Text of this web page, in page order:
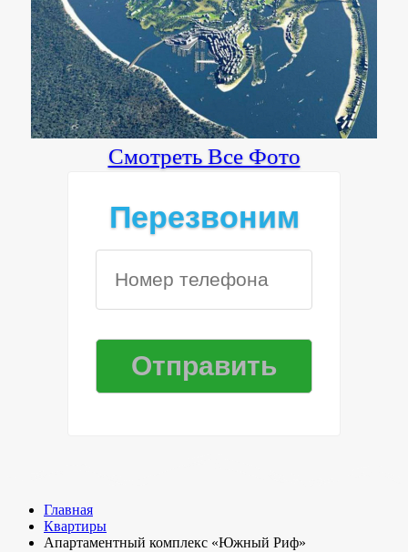
Смотреть Все Фото
Перезвоним
Главная
Квартиры
Апартаментный комплекс «Южный Риф»